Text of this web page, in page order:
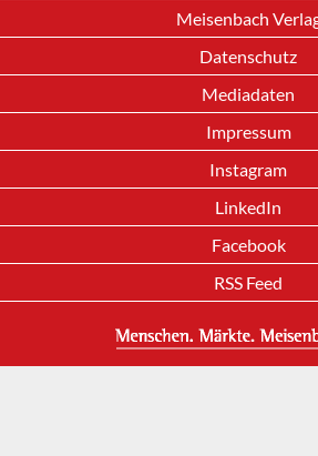
Meisenbach
Datenschutz
Mediadaten
Impressum
Instagram
LinkedIn
Facebook
RSS Feed